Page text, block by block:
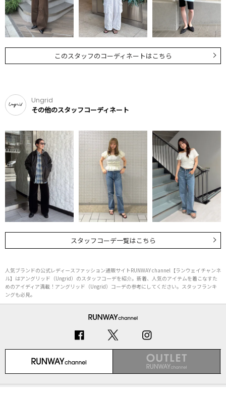
このスタッフのコーディネートはこちら
Ungrid
その他のスタッフコーディネート
スタッフコーデ一覧はこちら
人気ブランドの公式レディースファッション通販サイトRUNWAY channel【ランウェイチャンネ
ル】はアングリッド（Ungrid）のスタッフコーデを紹介。新着、人気のアイテムを着こなすた
めのアイディア満載！アングリッド（Ungrid）コーデの参考にしてください。スタッフランキ
ングも必見。